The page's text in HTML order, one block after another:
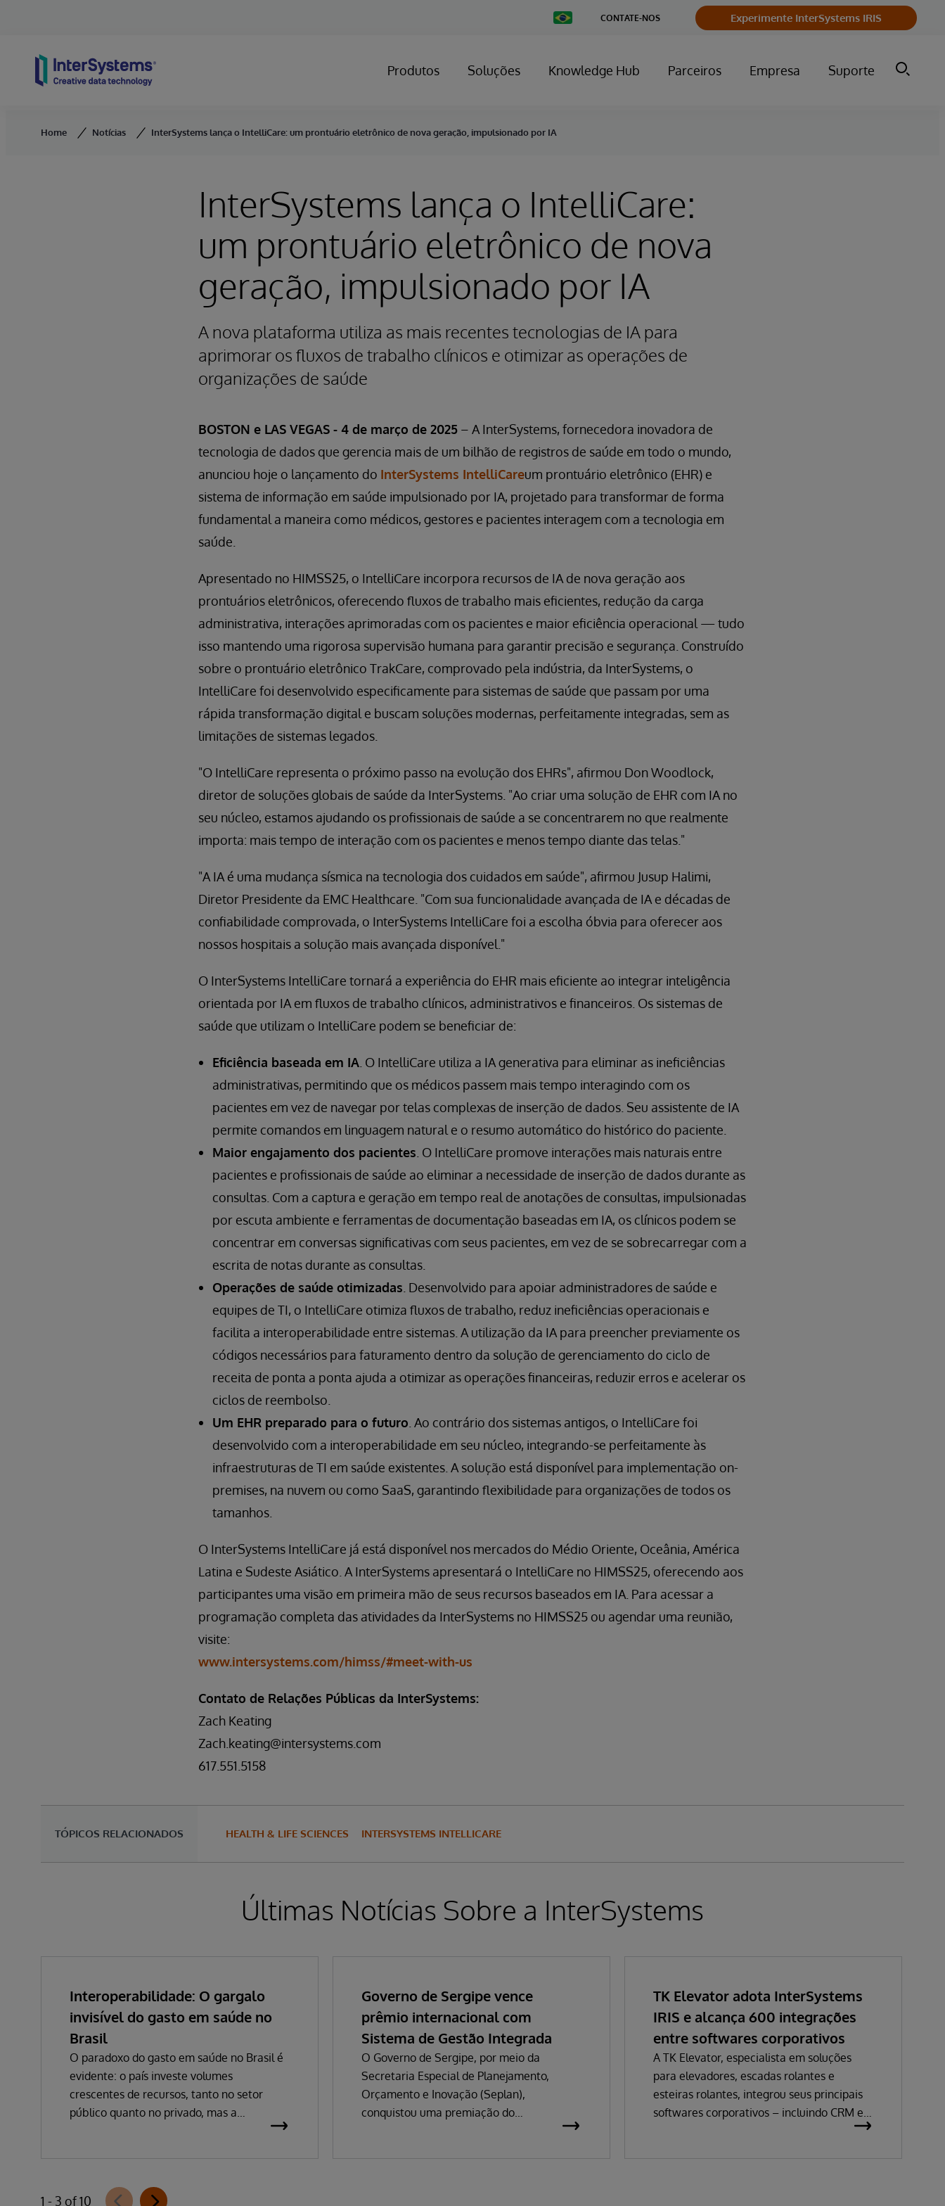
Change
Country
CONTATE-NOS Experimente InterSystems IRIS
Produtos Soluções Knowledge Hub Parceiros Empresa Suporte
Home Notícias InterSystems lança o IntelliCare: um prontuário eletrônico de nova geração, impulsionado por IA
InterSystems lança o IntelliCare:
um prontuário eletrônico de nova
geração, impulsionado por IA
A nova plataforma utiliza as mais recentes tecnologias de IA para
aprimorar os fluxos de trabalho clínicos e otimizar as operações de
organizações de saúde
BOSTON e LAS VEGAS - 4 de março de 2025 – A InterSystems, fornecedora inovadora de
tecnologia de dados que gerencia mais de um bilhão de registros de saúde em todo o mundo,
anunciou hoje o lançamento do InterSystems IntelliCareum prontuário eletrônico (EHR) e
sistema de informação em saúde impulsionado por IA, projetado para transformar de forma
fundamental a maneira como médicos, gestores e pacientes interagem com a tecnologia em
saúde.
Apresentado no HIMSS25, o IntelliCare incorpora recursos de IA de nova geração aos
prontuários eletrônicos, oferecendo fluxos de trabalho mais eficientes, redução da carga
administrativa, interações aprimoradas com os pacientes e maior eficiência operacional — tudo
isso mantendo uma rigorosa supervisão humana para garantir precisão e segurança. Construído
sobre o prontuário eletrônico TrakCare, comprovado pela indústria, da InterSystems, o
IntelliCare foi desenvolvido especificamente para sistemas de saúde que passam por uma
rápida transformação digital e buscam soluções modernas, perfeitamente integradas, sem as
limitações de sistemas legados.
"O IntelliCare representa o próximo passo na evolução dos EHRs", afirmou Don Woodlock,
diretor de soluções globais de saúde da InterSystems. "Ao criar uma solução de EHR com IA no
seu núcleo, estamos ajudando os profissionais de saúde a se concentrarem no que realmente
importa: mais tempo de interação com os pacientes e menos tempo diante das telas."
"A IA é uma mudança sísmica na tecnologia dos cuidados em saúde", afirmou Jusup Halimi,
Diretor Presidente da EMC Healthcare. "Com sua funcionalidade avançada de IA e décadas de
confiabilidade comprovada, o InterSystems IntelliCare foi a escolha óbvia para oferecer aos
nossos hospitais a solução mais avançada disponível."
O InterSystems IntelliCare tornará a experiência do EHR mais eficiente ao integrar inteligência
orientada por IA em fluxos de trabalho clínicos, administrativos e financeiros. Os sistemas de
saúde que utilizam o IntelliCare podem se beneficiar de:
Eficiência baseada em IA . O IntelliCare utiliza a IA generativa para eliminar as ineficiências
administrativas, permitindo que os médicos passem mais tempo interagindo com os
pacientes em vez de navegar por telas complexas de inserção de dados. Seu assistente de IA
permite comandos em linguagem natural e o resumo automático do histórico do paciente.
Maior engajamento dos pacientes . O IntelliCare promove interações mais naturais entre
pacientes e profissionais de saúde ao eliminar a necessidade de inserção de dados durante as
consultas. Com a captura e geração em tempo real de anotações de consultas, impulsionadas
por escuta ambiente e ferramentas de documentação baseadas em IA, os clínicos podem se
concentrar em conversas significativas com seus pacientes, em vez de se sobrecarregar com a
escrita de notas durante as consultas.
Operações de saúde otimizadas . Desenvolvido para apoiar administradores de saúde e
equipes de TI, o IntelliCare otimiza fluxos de trabalho, reduz ineficiências operacionais e
facilita a interoperabilidade entre sistemas. A utilização da IA para preencher previamente os
códigos necessários para faturamento dentro da solução de gerenciamento do ciclo de
receita de ponta a ponta ajuda a otimizar as operações financeiras, reduzir erros e acelerar os
ciclos de reembolso.
Um EHR preparado para o futuro . Ao contrário dos sistemas antigos, o IntelliCare foi
desenvolvido com a interoperabilidade em seu núcleo, integrando-se perfeitamente às
infraestruturas de TI em saúde existentes. A solução está disponível para implementação on-
premises, na nuvem ou como SaaS, garantindo flexibilidade para organizações de todos os
tamanhos.
O InterSystems IntelliCare já está disponível nos mercados do Médio Oriente, Oceânia, América
Latina e Sudeste Asiático. A InterSystems apresentará o IntelliCare no HIMSS25, oferecendo aos
participantes uma visão em primeira mão de seus recursos baseados em IA. Para acessar a
programação completa das atividades da InterSystems no HIMSS25 ou agendar uma reunião,
visite:
www.intersystems.com/himss/#meet-with-us
Contato de Relações Públicas da InterSystems:
Zach Keating
Zach.keating@intersystems.com
617.551.5158
TÓPICOS RELACIONADOS HEALTH & LIFE SCIENCES INTERSYSTEMS INTELLICARE
Últimas Notícias Sobre a InterSystems
Interoperabilidade: O gargalo
invisível do gasto em saúde no
Brasil
O paradoxo do gasto em saúde no Brasil é
evidente: o país investe volumes
crescentes de recursos, tanto no setor
público quanto no privado, mas a
percepção de eficiência não acompanha
despesas hospitalares que cresceram
Governo de Sergipe vence
prêmio internacional com
Sistema de Gestão Integrada
O Governo de Sergipe, por meio da
Secretaria Especial de Planejamento,
Orçamento e Inovação (Seplan),
conquistou uma premiação do
TK Elevator adota InterSystems
IRIS e alcança 600 integrações
entre softwares corporativos
A TK Elevator, especialista em soluções
para elevadores, escadas rolantes e
esteiras rolantes, integrou seus principais
softwares corporativos – incluindo CRM e
ERP – e alcançou uma malha de cerca de
1 - 3 of 10